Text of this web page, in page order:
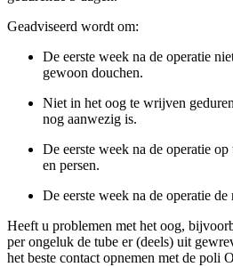
Geadviseerd wordt om:
De eerste week na de operatie
gewoon douchen.
Niet in het oog te wrijven
nog aanwezig is.
De eerste week na de operatie
en persen.
De eerste week na de operatie
Heeft u problemen met het oog,
per ongeluk de tube er (deels) uit
het beste contact opnemen met de poli